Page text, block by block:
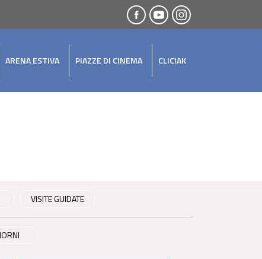
ARENA ESTIVA PIAZZE DI CINEMA CLICIAK
VISITE GUIDATE